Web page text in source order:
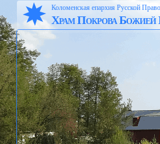
Коломенская епархия Русской
Храм Покрова Божией